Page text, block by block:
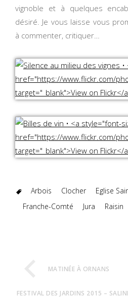
vignoble et à quelques
désiré. Je vous laisse vous
à commenter, critiquer…
Arbois Clocher Eglise
Franche-Comté
Jura Raisin
MATINÉE À ORNANS
FESTIVAL DES JARDINS 2015 –